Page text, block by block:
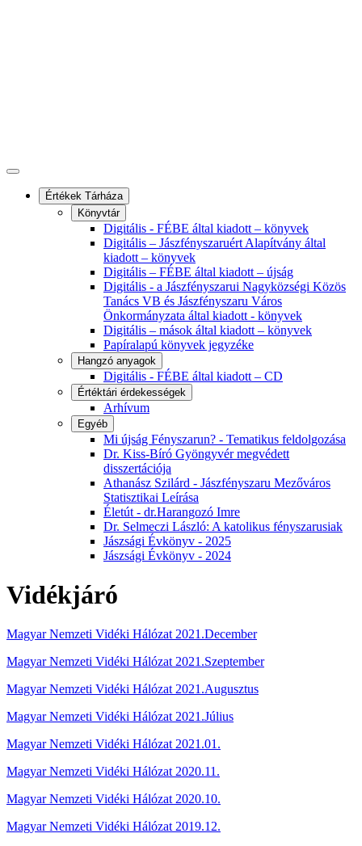
Értékek Tárháza
Könyvtár
Digitális - FÉBE által kiadott – könyvek
Digitális – Jászfényszaruért Alapítvány által
kiadott – könyvek
Digitális – FÉBE által kiadott – újság
Digitális - a Jászfényszarui Nagyközségi Közös
Tanács VB és Jászfényszaru Város
Önkormányzata által kiadott - könyvek
Digitális – mások által kiadott – könyvek
Papíralapú könyvek jegyzéke
Hangzó anyagok
Digitális - FÉBE által kiadott – CD
Értéktári érdekességek
Arhívum
Egyéb
Mi újság Fényszarun? - Tematikus feldolgozása
Dr. Kiss-Bíró Gyöngyvér megvédett
disszertációja
Athanász Szilárd - Jászfényszaru Mezőváros
Statisztikai Leírása
Életút - dr.Harangozó Imre
Dr. Selmeczi László: A katolikus fényszarusiak
Jászsági Évkönyv - 2025
Jászsági Évkönyv - 2024
Vidékjáró
Magyar Nemzeti Vidéki Hálózat 2021.December
Magyar Nemzeti Vidéki Hálózat 2021.Szeptember
Magyar Nemzeti Vidéki Hálózat 2021.Augusztus
Magyar Nemzeti Vidéki Hálózat 2021.Július
Magyar Nemzeti Vidéki Hálózat 2021.01.
Magyar Nemzeti Vidéki Hálózat 2020.11.
Magyar Nemzeti Vidéki Hálózat 2020.10.
Magyar Nemzeti Vidéki Hálózat 2019.12.